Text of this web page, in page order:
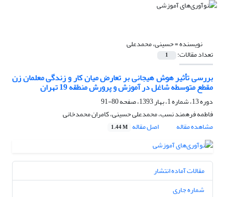
نویسنده =حسینی، محمدعلی
تعداد مقالات: 1
بررسی تأثیر هوش هیجانی بر تعارض میان کار و زندگی معلمان زن
مقطع متوسطه شاغل در آموزش و پرورش منطقه 19 تهران
دوره 13، شماره 1، بهار 1393، صفحه
80-91
فاطمه فرهمند نسب، محمدعلی حسینی، کامران محمدخانی
مشاهده مقاله
اصل مقاله 1.44 M
مقالات آماده انتشار
شماره جاری